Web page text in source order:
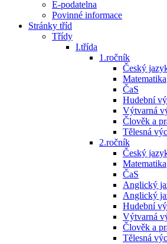
E-podatelna
Povinné informace
Stránky tříd
Třídy
I.třída
1.ročník
Český
Matematika
ČaS
Hudební
Výtvarná
Člověk a
Tělesná
2.ročník
Český
Matematika
ČaS
Anglický
Anglický
Hudební
Výtvarná
Člověk a
Tělesná